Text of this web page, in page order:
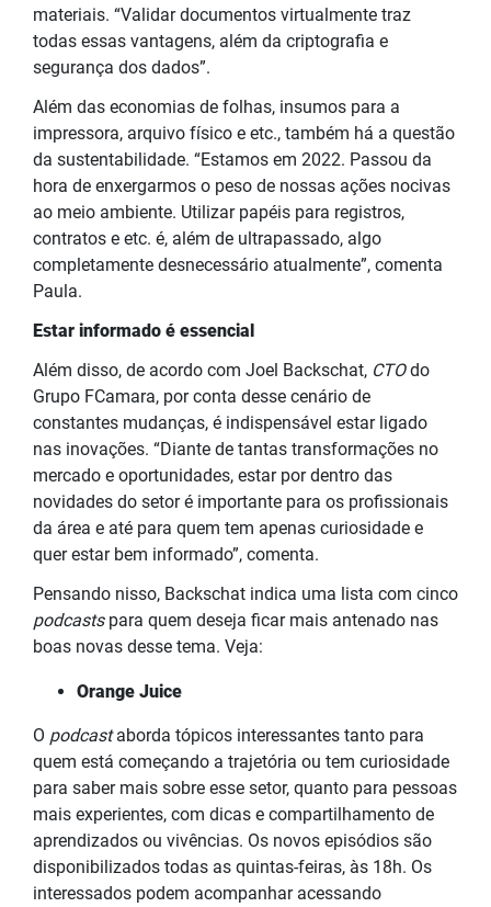
materiais. “Validar documentos virtualmente traz
todas essas vantagens, além da criptografia e
segurança dos dados”.
Além das economias de folhas, insumos para a
impressora, arquivo físico e etc., também há a questão
da sustentabilidade. “Estamos em 2022. Passou da
hora de enxergarmos o peso de nossas ações nocivas
ao meio ambiente. Utilizar papéis para registros,
contratos e etc. é, além de ultrapassado, algo
completamente desnecessário atualmente”, comenta
Paula.
Estar informado é essencial
Além disso, de acordo com Joel Backschat, CTOdo
Grupo FCamara, por conta desse cenário de
constantes mudanças, é indispensável estar ligado
nas inovações. “Diante de tantas transformações no
mercado e oportunidades, estar por dentro das
novidades do setor é importante para os profissionais
da área e até para quem tem apenas curiosidade e
quer estar bem informado”, comenta.
Pensando nisso, Backschat indica uma lista com cinco
podcasts para quem deseja ficar mais antenado nas
boas novas desse tema. Veja:
Orange Juice
O podcastaborda tópicos interessantes tanto para
quem está começando a trajetória ou tem curiosidade
para saber mais sobre esse setor, quanto para pessoas
mais experientes, com dicas e compartilhamento de
aprendizados ou vivências. Os novos episódios são
disponibilizados todas as quintas-feiras, às 18h. Os
interessados podem acompanhar acessando